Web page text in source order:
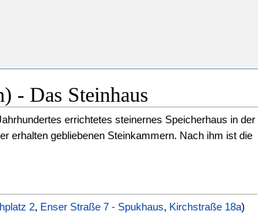
- Das Steinhaus
errichtetes steinernes Speicherhaus in der
erhalten gebliebenen Steinkammern. Nach ihm ist die
2, Enser Straße 7 - Spukhaus, Kirchstraße 18a)